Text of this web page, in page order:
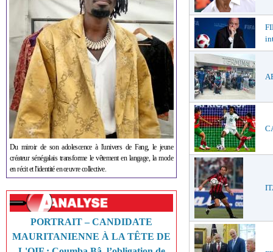
Du miroir de son adolescence à l'univers de Fang, le jeune
créateur sénégalais transforme le vêtement en langage, la mode
en récit et l'identité en œuvre collective.
PORTRAIT – CANDIDATE
MAURITANIENNE À LA TÊTE DE